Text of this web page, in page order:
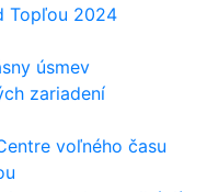
Topľou 2024
úsmev
zariadení
voľného času